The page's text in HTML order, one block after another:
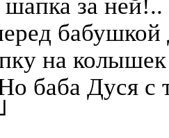
за ней!..
на колышек
баба Дуся с